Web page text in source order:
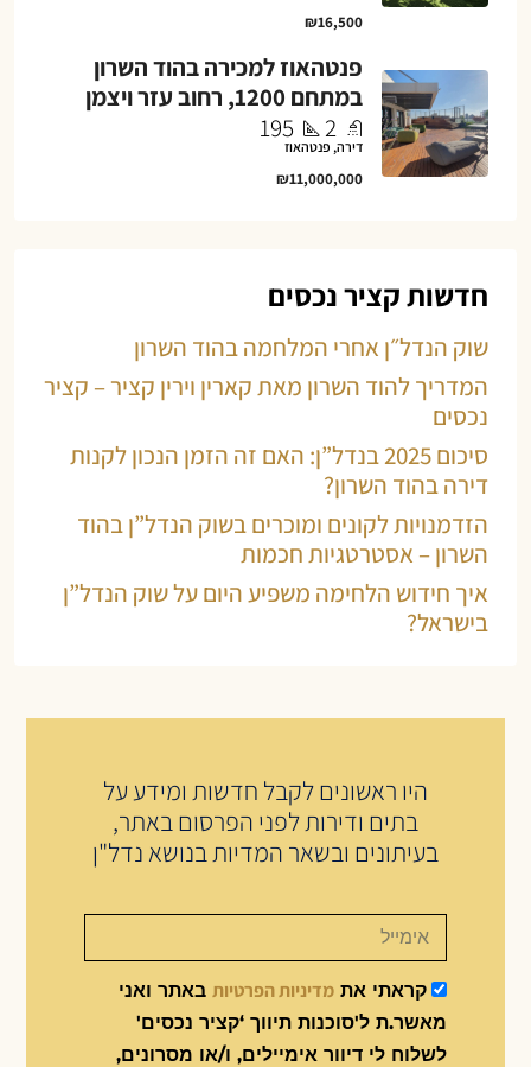
₪16,500
פנטהאוז למכירה בהוד השרון
במתחם 1200, רחוב עזר ויצמן
2
195
דירה, פנטהאוז
₪11,000,000
חדשות קציר נכסים
שוק הנדל״ן אחרי המלחמה בהוד השרון
המדריך להוד השרון מאת קארין וירין קציר – קציר
נכסים
סיכום 2025 בנדל”ן: האם זה הזמן הנכון לקנות
דירה בהוד השרון?
הזדמנויות לקונים ומוכרים בשוק הנדל”ן בהוד
השרון – אסטרטגיות חכמות
איך חידוש הלחימה משפיע היום על שוק הנדל”ן
בישראל?
היו ראשונים לקבל חדשות ומידע על
בתים ודירות לפני הפרסום באתר,
בעיתונים ובשאר המדיות בנושא נדל"ן
קראתי את מדיניות הפרטיות באתר ואני
מאשר.ת ל'סוכנות תיווך ‘קציר נכסים'
לשלוח לי דיוור אימיילים, ו/או מסרונים,